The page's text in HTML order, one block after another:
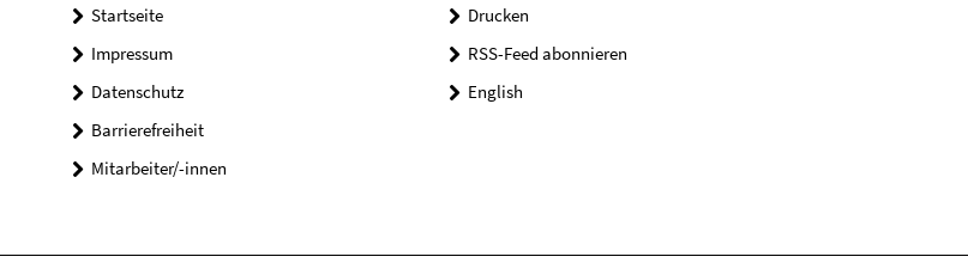
Startseite
Impressum
Datenschutz
Barrierefreiheit
Mitarbeiter/-innen
Drucken
RSS-Feed abonnieren
English